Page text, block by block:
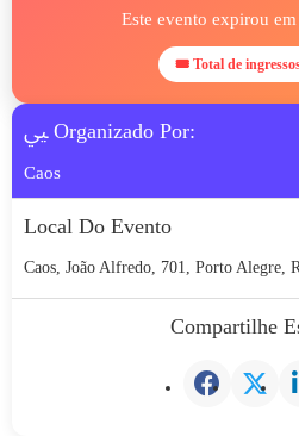
Este evento expirou em
🎟 Total de
Organizado Por:
Caos
Local Do Evento
Caos, João Alfredo, 701, Porto Alegre,
Compartilhe